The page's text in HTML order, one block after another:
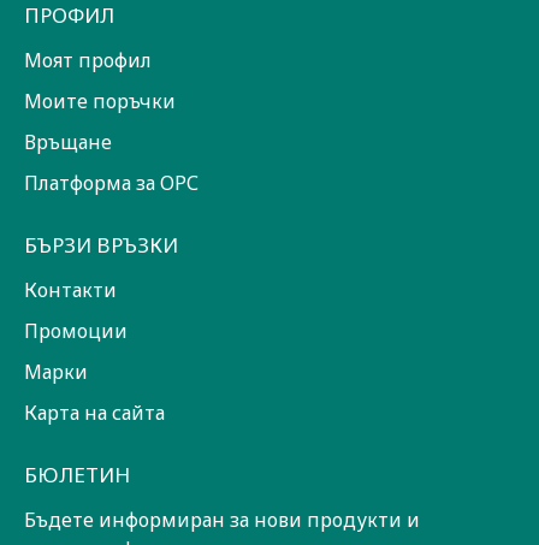
ПРОФИЛ
Моят профил
Моите поръчки
Връщане
Платформа за ОРС
БЪРЗИ ВРЪЗКИ
Контакти
Промоции
Марки
Карта на сайта
БЮЛЕТИН
Бъдете информиран за нови продукти и